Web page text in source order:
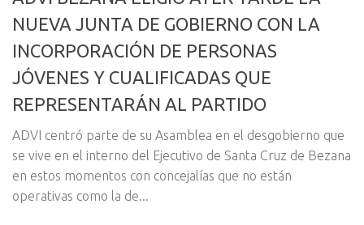
NUEVA JUNTA DE GOBIERNO CON LA
INCORPORACIÓN DE PERSONAS
JÓVENES Y CUALIFICADAS QUE
REPRESENTARÁN AL PARTIDO
ADVI centró parte de su Asamblea en el desgobierno que
se vive en el interno del Ejecutivo de Santa Cruz de Bezana
en estos momentos con concejalías que no están
operativas como la de...